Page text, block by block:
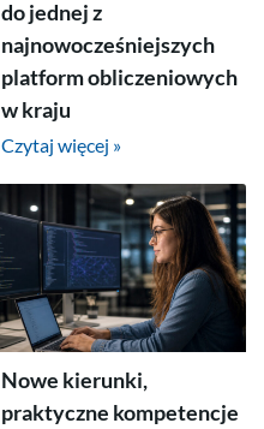
do jednej z
najnowocześniejszych
platform obliczeniowych
w kraju
Czytaj więcej »
Nowe kierunki,
praktyczne kompetencje